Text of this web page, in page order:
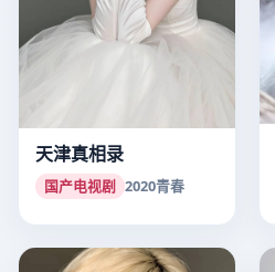
天津真相录
国产电视剧 2020青春